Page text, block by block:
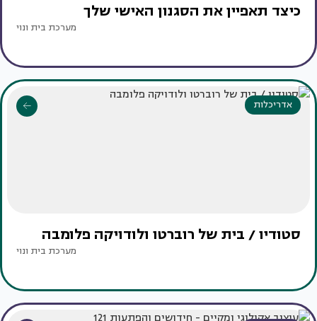
כיצד תאפיין את הסגנון האישי שלך
מערכת בית ונוי
אדריכלות
סטודיו / בית של רוברטו ולודויקה פלומבה
מערכת בית ונוי